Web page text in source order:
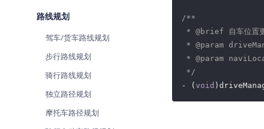
路线规划
驾车/货车路线规划
步行路线规划
骑行路线规划
独立路径规划
摩托车路径规划
/**
* @brief 自车位置
* @param
* @param
*/
- ( void